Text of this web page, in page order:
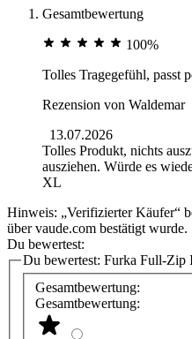
Gesamtbewertung
100%
Tolles Tragegefühl, passt
Rezension von Waldemar
13.07.2026
Tolles Produkt, nichts
ausziehen. Würde es
XL
Hinweis: „Verifizierter Käufer“
über vaude.com bestätigt wurde.
Du bewertest:
Du bewertest: Furka Full-Zip
Gesamtbewertung:
Gesamtbewertung: